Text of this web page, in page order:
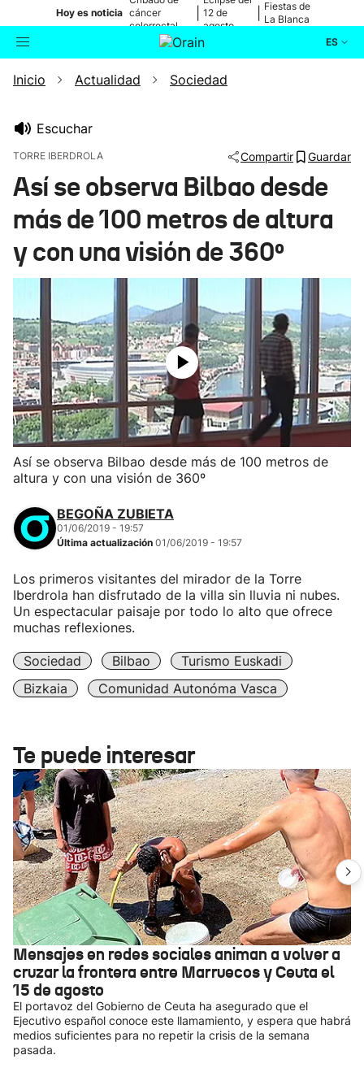
Hoy es noticia cáncer
colorrectal
12 de
agosto
Fiestas de
La Blanca
ES
Buscador Actualidad
Ikusmiran
Eguraldia
Inicio Actualidad Sociedad
Escuchar
TORRE IBERDROLA Compartir Guardar
Así se observa Bilbao desde
más de 100 metros de altura
y con una visión de 360º
Así se observa Bilbao desde más de 100 metros de
altura y con una visión de 360º
BEGOÑA ZUBIETA
01/06/2019 - 19:57
Última actualización 01/06/2019 - 19:57
Los primeros visitantes del mirador de la Torre
Iberdrola han disfrutado de la villa sin lluvia ni nubes.
Un espectacular paisaje por todo lo alto que ofrece
muchas reflexiones.
Sociedad Bilbao
Turismo Euskadi
Bizkaia
Comunidad Autonóma Vasca
Te puede interesar
Mensajes en redes sociales animan a volver a
cruzar la frontera entre Marruecos y Ceuta el
15 de agosto
El portavoz del Gobierno de Ceuta ha asegurado que el
Ejecutivo español conoce este llamamiento, y espera que habrá
medios suficientes para no repetir la crisis de la semana
pasada.